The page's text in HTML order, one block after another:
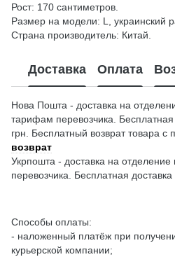
Рост: 170 сантиметров.
Размер на модели: L, украинский
Страна производитель: Китай.
Доставка Оплата
Нова Пошта - доставка на
тарифам перевозчика. Бесплатная
грн. Бесплатный возврат товара
возврат
Укрпошта - доставка на
перевозчика. Бесплатная доставка
Способы оплаты:
- наложенный платёж при
курьерской компании;